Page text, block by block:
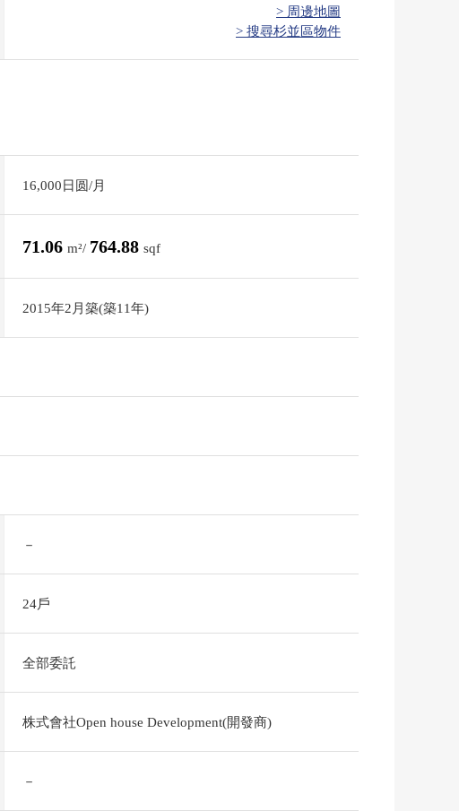
> 周邊地圖
> 搜尋杉並區物件
16,000日圆/月
71.06 m²/ 764.88 sqf
2015年2月築(築11年)
－
24戶
全部委託
株式會社Open house Development(開發商)
－